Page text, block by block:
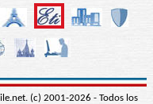
(c) 2001-2026 - Todos los